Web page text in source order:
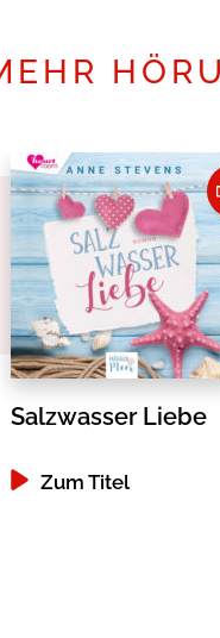
Salzwasser Liebe
Zum Titel